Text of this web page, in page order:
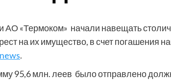
АО «Термоком» начали навещать
на их имущество, в счет погашения
.
95,6 млн. леев было отправлено